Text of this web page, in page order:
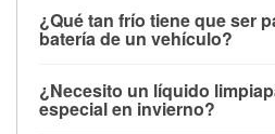
¿Qué tan frío tiene que ser
batería de un vehículo?
debajo de los 32 °F y puede
su potencia de arranque cerca
¿Necesito un líquido
especial en invierno?